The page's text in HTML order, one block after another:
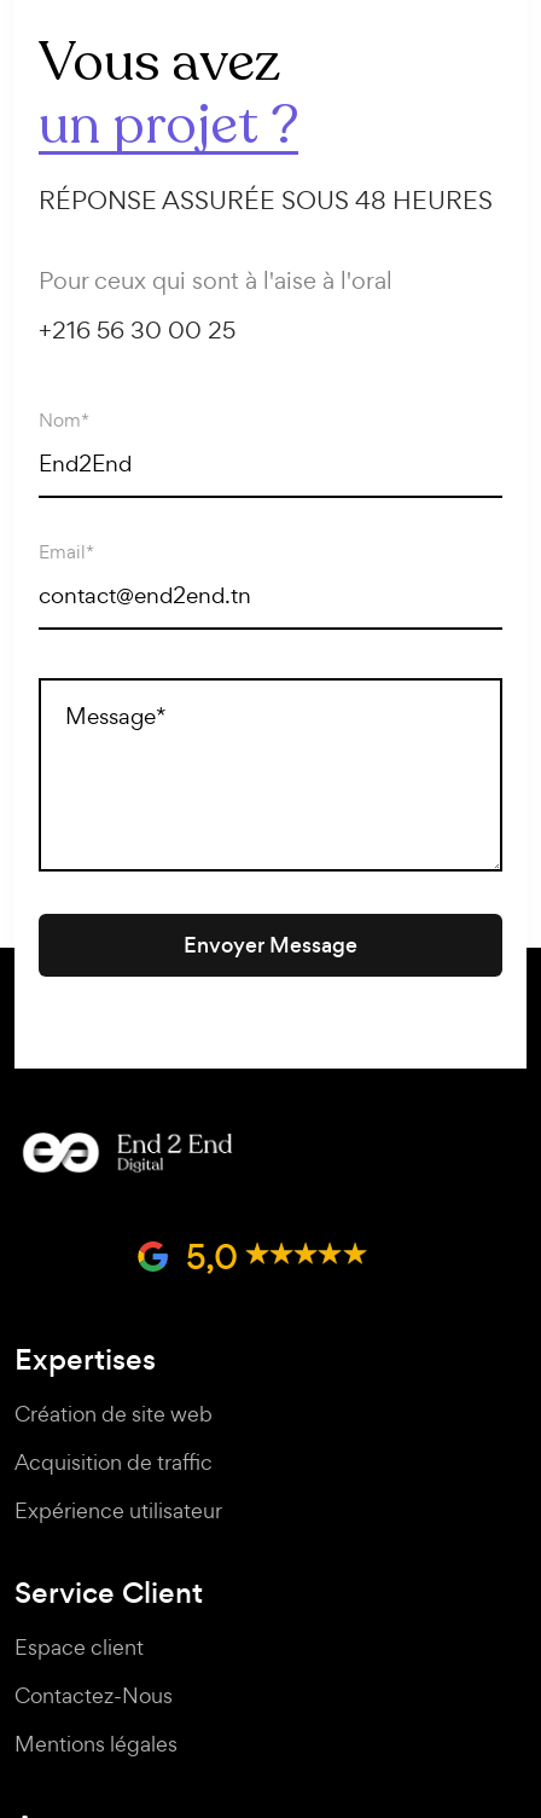
Vous avez
un projet ?
RÉPONSE ASSURÉE SOUS 48 HEURES
Pour ceux qui sont à l'aise à l'oral
+216 56 30 00 25
Nom*
Email*
Envoyer Message
5,0
Expertises
Création de site web
Acquisition de traffic
Expérience utilisateur
Service Client
Espace client
Contactez-Nous
Mentions légales